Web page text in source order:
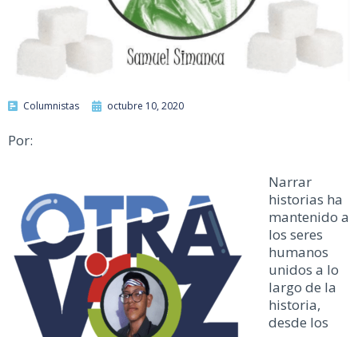
Columnistas octubre 10, 2020
Por:
Narrar
historias ha
mantenido a
los seres
humanos
unidos a lo
largo de la
historia,
desde los